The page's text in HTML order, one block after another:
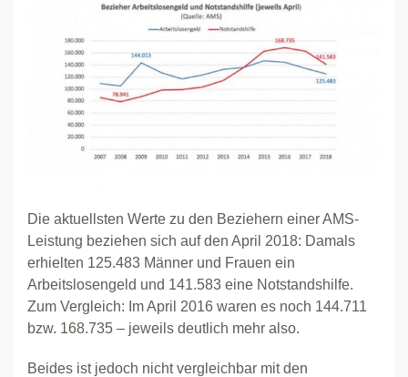
Die aktuellsten Werte zu den Beziehern einer AMS-
Leistung beziehen sich auf den April 2018: Damals
erhielten 125.483 Männer und Frauen ein
Arbeitslosengeld und 141.583 eine Notstandshilfe.
Zum Vergleich: Im April 2016 waren es noch 144.711
bzw. 168.735 – jeweils deutlich mehr also.
Beides ist jedoch nicht vergleichbar mit den